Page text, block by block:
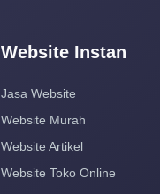
Website Instan
Jasa Website
Website Murah
Website Artikel
Website Toko Online